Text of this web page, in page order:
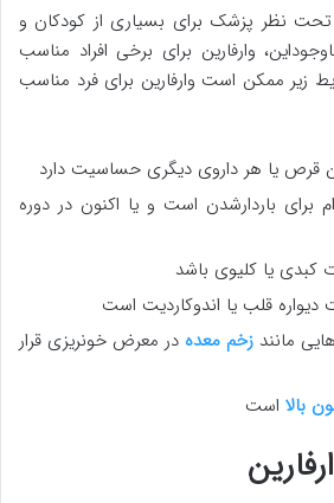
نظر پزشک برای بسیاری از کودکان و
وارفارین برای برخی افراد مناسب
زیر ممکن است وارفارین برای فرد مناسب
قرص یا هر داروی دیگری حساسیت دارد
برای باردارشدن است و یا اکنون در دوره
کبدی یا کلیوی باشد
دیواره قلب یا اندوکاردیت است
مانند زخم معده در معرض خونریزی قرار
بالا است